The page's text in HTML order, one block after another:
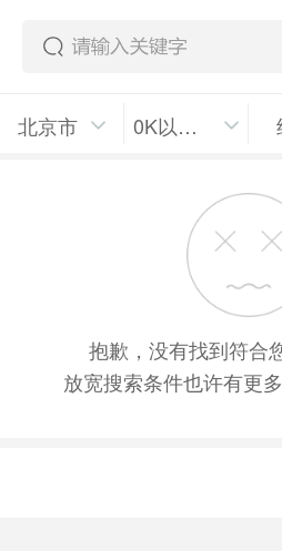
北京市 0K以上/月
抱歉，没有找到符合
放宽搜索条件也许有更